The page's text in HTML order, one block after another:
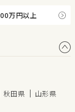
万円以上
秋田県
山形県